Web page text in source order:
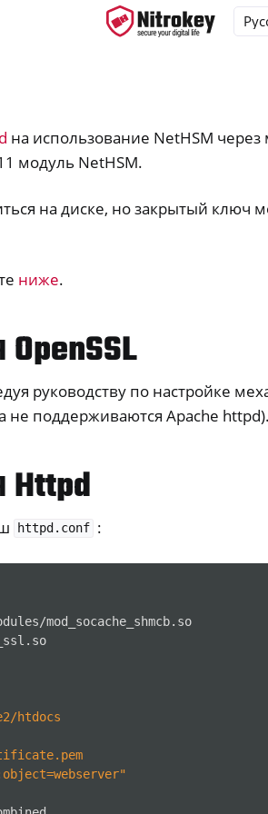
на использование NetHSM через
модуль NetHSM.
на диске, но закрытый ключ
ниже.
руководству по настройке
не поддерживаются Apache
httpd.conf :
htdocs